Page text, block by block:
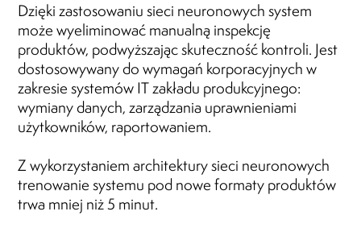
Dzięki zastosowaniu sieci neuronowych system
może wyeliminować manualną inspekcję
produktów, podwyższając skuteczność kontroli. Jest
dostosowywany do wymagań korporacyjnych w
zakresie systemów IT zakładu produkcyjnego:
wymiany danych, zarządzania uprawnieniami
użytkowników, raportowaniem.
Z wykorzystaniem architektury sieci neuronowych
trenowanie systemu pod nowe formaty produktów
trwa mniej niż 5 minut.